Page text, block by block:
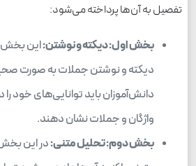
تفصیل به آن‌ها پرداخته می‌شود:
بخش اول: دیکته و نوشتن:این بخش
دیکته و نوشتن جملات به صورت
دانش‌آموزان باید توانایی‌های خود
واژگان و جملات نشان دهند.
بخش دوم: تحلیل متنی:در این